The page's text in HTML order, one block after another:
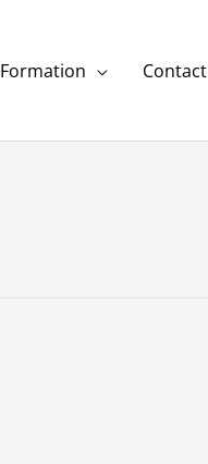
Formation Contact